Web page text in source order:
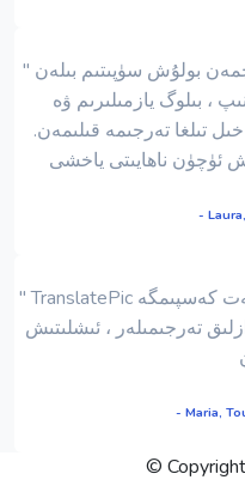
" مەن رەقەملىك كۆچمەن بولۇش سۈپىتىم بىلەن ، TranslatePic
، بىلوگ يازمىلىرىم ۋە
تىلغا تەرجىمە قىلىمەن.
-
" TranslatePic نىڭ رەسىم تەرجىمانى مېنىڭ ساياھەت كەسپىمگە
تەرجىمىلەر ، ئىشلىتىش
- Maria,
©